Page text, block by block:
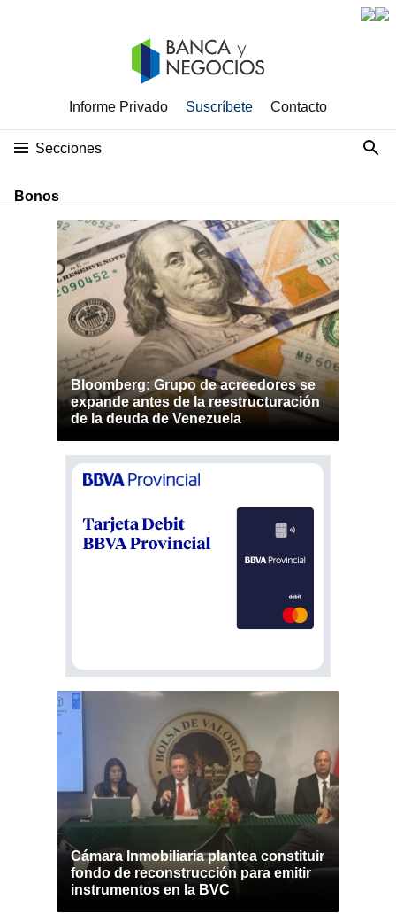
Informe Privado Suscríbete Contacto
Secciones
Bonos
Bloomberg: Grupo de acreedores se
expande antes de la reestructuración
de la deuda de Venezuela
Cámara Inmobiliaria plantea constituir
fondo de reconstrucción para emitir
instrumentos en la BVC